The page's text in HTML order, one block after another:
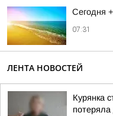
Сегодня
07:31
ЛЕНТА НОВОСТЕЙ
Курянка